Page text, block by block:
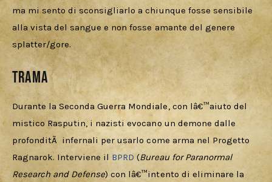
ma mi sento di sconsigliarlo a chiunque fosse sensibile
alla vista del sangue e non fosse amante del genere
splatter/gore.
TRAMA
Durante la Seconda Guerra Mondiale, con lâ€™aiuto del
mistico Rasputin, i nazisti evocano un demone dalle
profonditÃ  infernali per usarlo come arma nel Progetto
Ragnarok. Interviene il BPRD (Bureau for Paranormal
Research and Defense) con lâ€™intento di eliminare la